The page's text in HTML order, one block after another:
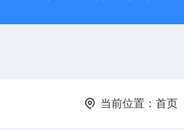
当前位置： 首页